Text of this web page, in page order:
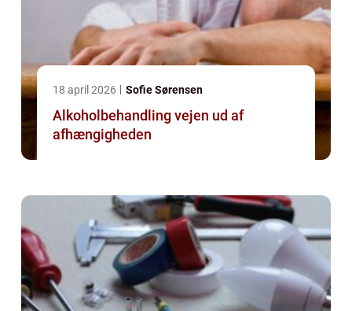
18 april 2026 Sofie Sørensen
Alkoholbehandling vejen ud af
afhængigheden